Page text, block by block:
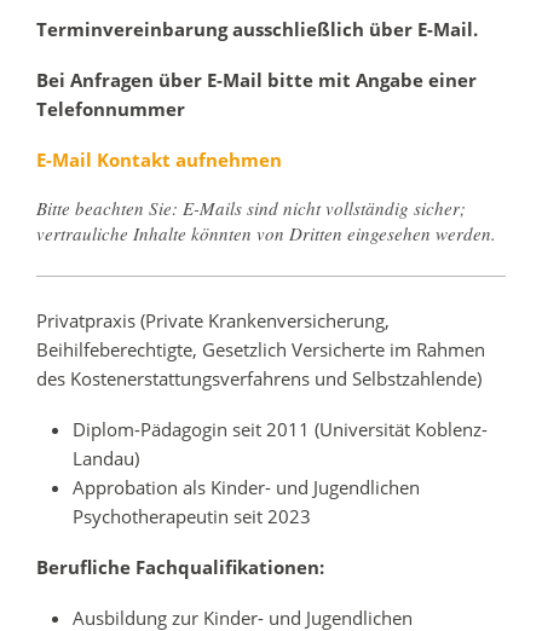
Terminvereinbarung ausschließlich über E-Mail.
Bei Anfragen über E-Mail bitte mit Angabe einer
Telefonnummer
E-Mail Kontakt aufnehmen
Bitte beachten Sie: E-Mails sind nicht vollständig sicher;
vertrauliche Inhalte könnten von Dritten eingesehen werden.
Privatpraxis (Private Krankenversicherung,
Beihilfeberechtigte, Gesetzlich Versicherte im Rahmen
des Kostenerstattungsverfahrens und Selbstzahlende)
Diplom-Pädagogin seit 2011 (Universität Koblenz-
Landau)
Approbation als Kinder- und Jugendlichen
Psychotherapeutin seit 2023
Berufliche Fachqualifikationen:
Ausbildung zur Kinder- und Jugendlichen